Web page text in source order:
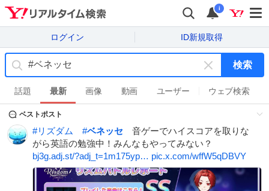
i
ログイン ID新規取得
キ
ー
ワ
ド
を
消
す
検索
話題 最新 画像 動画 ユーザー ウェブ検索
ベストポスト
#リズダム #ベネッセ 音ゲーでハイスコアを取りな
がら英語の勉強中！みんなもやってみない？
bj3g.adj.st/?adj_t=1m175yp… pic.x.com/wffW5qDBVY